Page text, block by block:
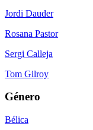
Jordi Dauder
Rosana Pastor
Sergi Calleja
Tom Gilroy
Género
Bélica